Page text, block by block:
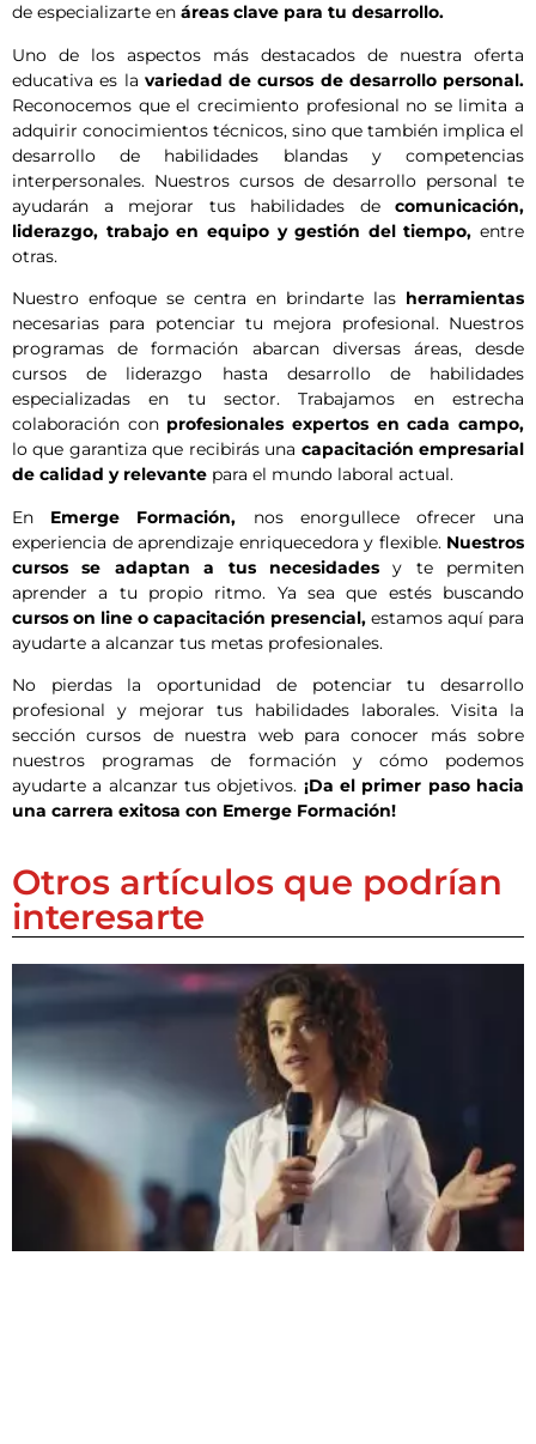
de especializarte en áreas clave para tu desarrollo.
Uno de los aspectos más destacados de nuestra oferta
educativa es la variedad de cursos de desarrollo personal.
Reconocemos que el crecimiento profesional no se limita a
adquirir conocimientos técnicos, sino que también implica el
desarrollo de habilidades blandas y competencias
interpersonales. Nuestros cursos de desarrollo personal te
ayudarán a mejorar tus habilidades de comunicación,
liderazgo, trabajo en equipo y gestión del tiempo, entre
otras.
Nuestro enfoque se centra en brindarte las herramientas
necesarias para potenciar tu mejora profesional. Nuestros
programas de formación abarcan diversas áreas, desde
cursos de liderazgo hasta desarrollo de habilidades
especializadas en tu sector. Trabajamos en estrecha
colaboración con profesionales expertos en cada campo,
lo que garantiza que recibirás una capacitación empresarial
de calidad y relevante para el mundo laboral actual.
En Emerge Formación, nos enorgullece ofrecer una
experiencia de aprendizaje enriquecedora y flexible. Nuestros
cursos se adaptan a tus necesidadesy te permiten
aprender a tu propio ritmo. Ya sea que estés buscando
cursos on line o capacitación presencial, estamos aquí para
ayudarte a alcanzar tus metas profesionales.
No pierdas la oportunidad de potenciar tu desarrollo
profesional y mejorar tus habilidades laborales. Visita la
seccióncursos de nuestra web para conocer más sobre
nuestros programas de formación y cómo podemos
ayudarte a alcanzar tus objetivos. ¡Da el primer paso hacia
una carrera exitosa con Emerge Formación!
Otros artículos que podrían
interesarte